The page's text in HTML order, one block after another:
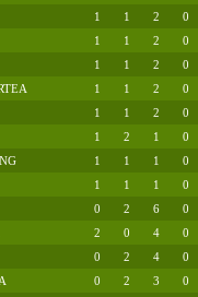
1 1 2 0
1 1 2 0
1 1 2 0
1 1 2 0
1 1 2 0
1 2 1 0
1 1 1 0
1 1 1 0
0 2 6 0
2 0 4 0
0 2 4 0
0 2 3 0